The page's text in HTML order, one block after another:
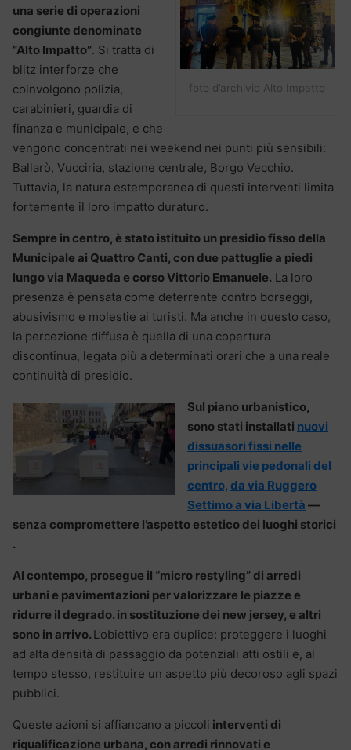
foto d’archivio Alto Impatto
una serie di operazioni
congiunte denominate
“Alto Impatto”. Si tratta di
blitz interforze che
coinvolgono polizia,
carabinieri, guardia di
finanza e municipale, e che
vengono concentrati nei weekend nei punti più sensibili:
Ballarò, Vucciria, stazione centrale, Borgo Vecchio.
Tuttavia, la natura estemporanea di questi interventi limita
fortemente il loro impatto duraturo.
Sempre in centro, è stato istituito un presidio fisso della
Municipale ai Quattro Canti, con due pattuglie a piedi
lungo via Maqueda e corso Vittorio Emanuele. La loro
presenza è pensata come deterrente contro borseggi,
abusivismo e molestie ai turisti. Ma anche in questo caso,
la percezione diffusa è quella di una copertura
discontinua, legata più a determinati orari che a una reale
continuità di presidio.
Sul piano urbanistico,
sono stati installati nuovi
dissuasori fissi nelle
principali vie pedonali del
centro, da via Ruggero
Settimo a via Libertà —
senza compromettere l’aspetto estetico dei luoghi storici
.
Al contempo, prosegue il “micro restyling” di arredi
urbani e pavimentazioni per valorizzare le piazze e
ridurre il degrado. in sostituzione dei new jersey, e altri
sono in arrivo. L’obiettivo era duplice: proteggere i luoghi
ad alta densità di passaggio da potenziali atti ostili e, al
tempo stesso, restituire un aspetto più decoroso agli spazi
pubblici.
Queste azioni si affiancano a piccoli interventi di
riqualificazione urbana, con arredi rinnovati e